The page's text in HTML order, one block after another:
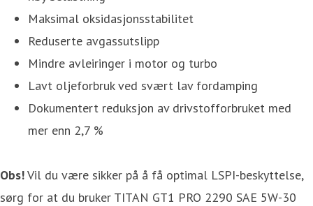
Maksimal oksidasjonsstabilitet
Reduserte avgassutslipp
Mindre avleiringer i motor og turbo
Lavt oljeforbruk ved svært lav fordamping
Dokumentert reduksjon av drivstofforbruket med
mer enn 2,7 %
Obs!Vil du være sikker på å få optimal LSPI-beskyttelse,
sørg for at du bruker TITAN GT1 PRO 2290 SAE 5W-30